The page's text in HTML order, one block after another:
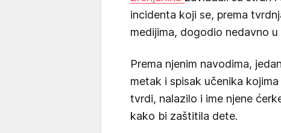
incidenta koji se, prema
medijima, dogodio nedavno
Prema njenim navodima, jedan
metak i spisak učenika
tvrdi, nalazilo i ime njene
kako bi zaštitila dete.